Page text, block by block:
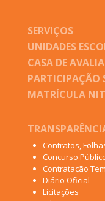
SERVIÇOS
UNIDADES
CASA DE
PARTICIPAÇÃO
MATRÍCULA
Contratos,
Concurso
Contratação
Diário Oficial
Licitações